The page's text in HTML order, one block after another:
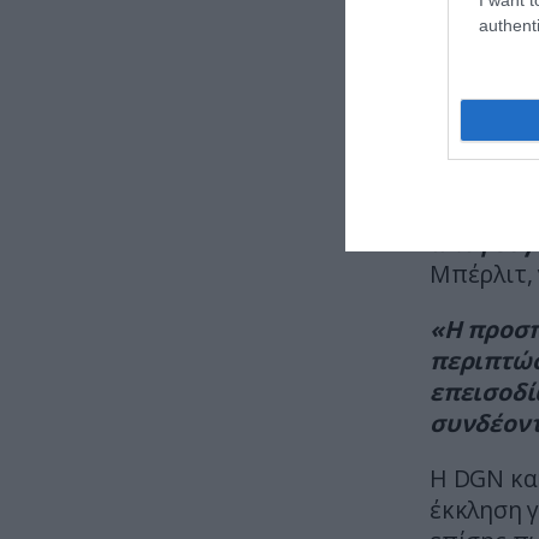
τρώνε
ο
Επιπλέον,
«Θα
Μπέρλιτ,
«Η
Η DGN
έκκληση